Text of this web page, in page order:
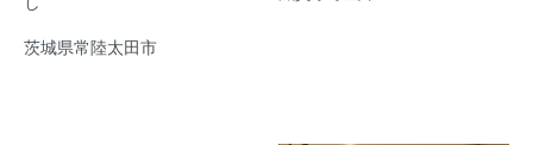
茨城県常陸太田市